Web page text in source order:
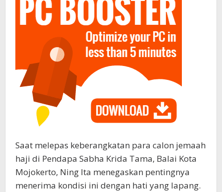
Saat melepas keberangkatan para calon jemaah
haji di Pendapa Sabha Krida Tama, Balai Kota
Mojokerto, Ning Ita menegaskan pentingnya
menerima kondisi ini dengan hati yang lapang.